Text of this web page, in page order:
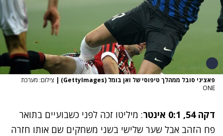
פאציני סובל ממהלך טיפוסי של ואן בומל (GettyImages) | צילום: מערכת
ONE
דקה 54, 0:1 אינטר
: מיליטו זכה לפני כשבועיים בתואר
פח הזהב אבל שער שלישי בשני משחקים שם אותו חזרה